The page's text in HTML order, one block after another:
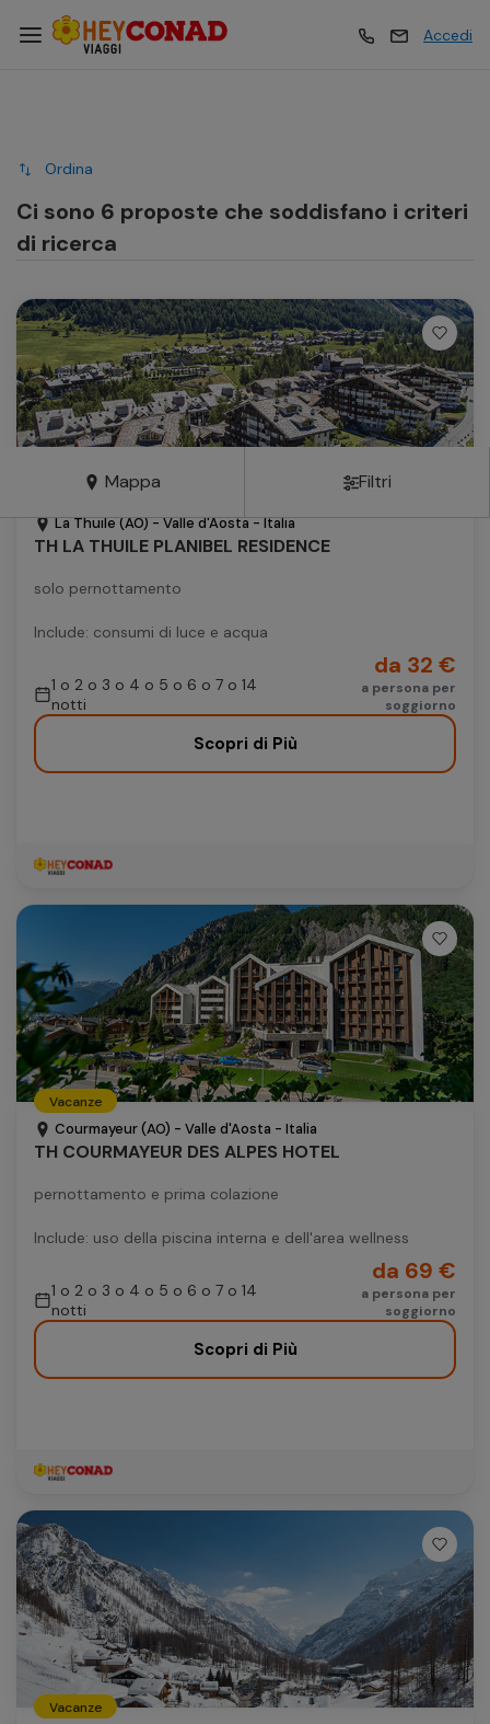
Esperienze
Crociere
Traghetti
Autonoleggio
Parcheggio
Accedi
Esperienze
Crociere
Traghetti
Mappa Filtri
Ordina
Ci sono 6 proposte che soddisfano i criteri
di ricerca
Vacanze
La Thuile (AO) - Valle d'Aosta - Italia
TH LA THUILE PLANIBEL RESIDENCE
solo pernottamento
Include: consumi di luce e acqua
1 o 2 o 3 o 4 o 5 o 6 o 7 o 14
notti
da 32 €
a persona per
soggiorno
Scopri di Più
Vacanze
Courmayeur (AO) - Valle d'Aosta - Italia
TH COURMAYEUR DES ALPES HOTEL
pernottamento e prima colazione
Include: uso della piscina interna e dell'area wellness
1 o 2 o 3 o 4 o 5 o 6 o 7 o 14
notti
da 69 €
a persona per
soggiorno
Scopri di Più
Vacanze